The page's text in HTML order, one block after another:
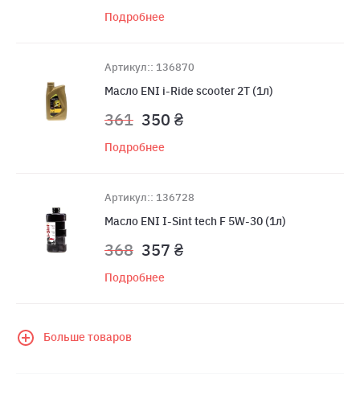
Подробнее
Артикул:: 136870
Масло ENI i-Ride scooter 2T (1л)
361 350 ₴
Подробнее
Артикул:: 136728
Масло ENI I-Sint tech F 5W-30 (1л)
368 357 ₴
Подробнее
Больше товаров